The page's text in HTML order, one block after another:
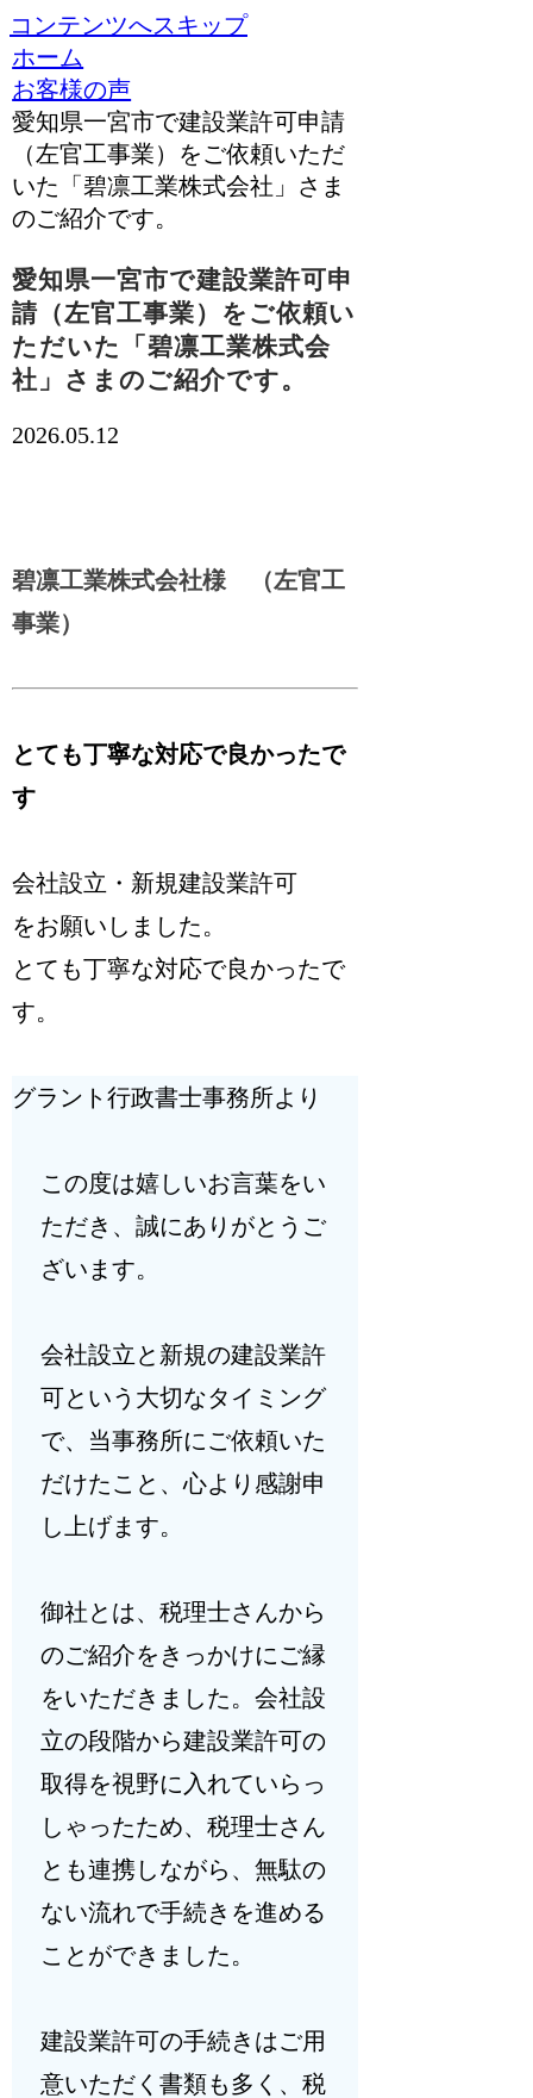
コンテンツへスキップ
ホーム
お客様の声
愛知県一宮市で建設業許可申請
（左官工事業）をご依頼いただ
いた「碧凛工業株式会社」さま
のご紹介です。
愛知県一宮市で建設業許可申
請（左官工事業）をご依頼い
ただいた「碧凛工業株式会
社」さまのご紹介です。
2026.05.12
碧凛工業株式会社様 （左官工
事業）
とても丁寧な対応で良かったで
す
会社設立・新規建設業許可
をお願いしました。
とても丁寧な対応で良かったで
す。
グラント行政書士事務所より
この度は嬉しいお言葉をい
ただき、誠にありがとうご
ざいます。
会社設立と新規の建設業許
可という大切なタイミング
で、当事務所にご依頼いた
だけたこと、心より感謝申
し上げます。
御社とは、税理士さんから
のご紹介をきっかけにご縁
をいただきました。会社設
立の段階から建設業許可の
取得を視野に入れていらっ
しゃったため、税理士さん
とも連携しながら、無駄の
ない流れで手続きを進める
ことができました。
建設業許可の手続きはご用
意いただく書類も多く、税